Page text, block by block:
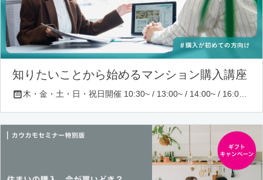
知りたいことから始めるマンション購入講座
木・金・土・日・祝日開催 10:30~ / 13:00~ / 14:00~ / 16:00~ / 17:00~/ 18:30~/ 19:30~